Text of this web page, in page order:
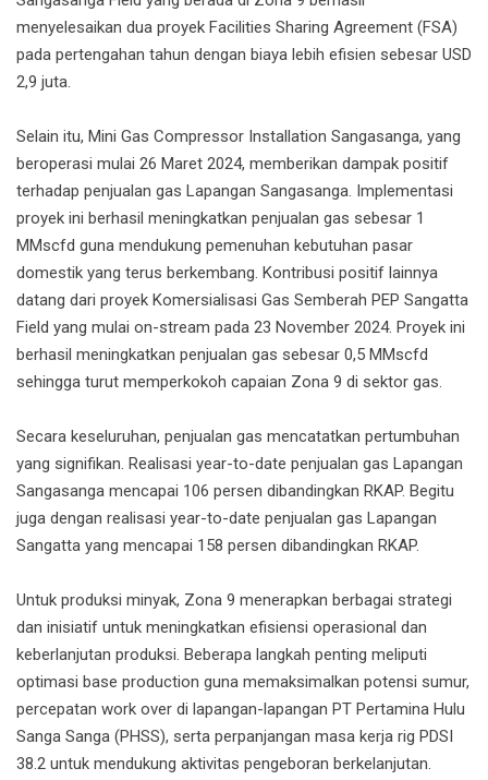
menyelesaikan dua proyek Facilities Sharing Agreement (FSA)
pada pertengahan tahun dengan biaya lebih efisien sebesar USD
2,9 juta.
Selain itu, Mini Gas Compressor Installation Sangasanga, yang
beroperasi mulai 26 Maret 2024, memberikan dampak positif
terhadap penjualan gas Lapangan Sangasanga. Implementasi
proyek ini berhasil meningkatkan penjualan gas sebesar 1
MMscfd guna mendukung pemenuhan kebutuhan pasar
domestik yang terus berkembang. Kontribusi positif lainnya
datang dari proyek Komersialisasi Gas Semberah PEP Sangatta
Field yang mulai on-stream pada 23 November 2024. Proyek ini
berhasil meningkatkan penjualan gas sebesar 0,5 MMscfd
sehingga turut memperkokoh capaian Zona 9 di sektor gas.
Secara keseluruhan, penjualan gas mencatatkan pertumbuhan
yang signifikan. Realisasi year-to-date penjualan gas Lapangan
Sangasanga mencapai 106 persen dibandingkan RKAP. Begitu
juga dengan realisasi year-to-date penjualan gas Lapangan
Sangatta yang mencapai 158 persen dibandingkan RKAP.
Untuk produksi minyak, Zona 9 menerapkan berbagai strategi
dan inisiatif untuk meningkatkan efisiensi operasional dan
keberlanjutan produksi. Beberapa langkah penting meliputi
optimasi base production guna memaksimalkan potensi sumur,
percepatan work over di lapangan-lapangan PT Pertamina Hulu
Sanga Sanga (PHSS), serta perpanjangan masa kerja rig PDSI
38.2 untuk mendukung aktivitas pengeboran berkelanjutan.